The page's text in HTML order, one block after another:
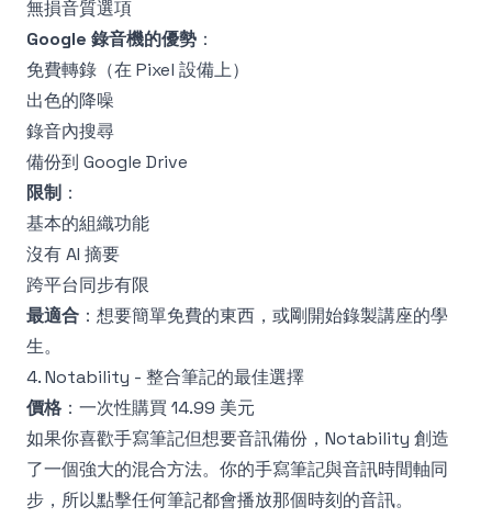
無損音質選項
Google 錄音機的優勢 ：
免費轉錄（在 Pixel 設備上）
出色的降噪
錄音內搜尋
備份到 Google Drive
限制 ：
基本的組織功能
沒有 AI 摘要
跨平台同步有限
最適合 ：想要簡單免費的東西，或剛開始錄製講座的學
生。
4. Notability - 整合筆記的最佳選擇
價格 ：一次性購買 14.99 美元
如果你喜歡手寫筆記但想要音訊備份，Notability 創造
了一個強大的混合方法。你的手寫筆記與音訊時間軸同
步，所以點擊任何筆記都會播放那個時刻的音訊。